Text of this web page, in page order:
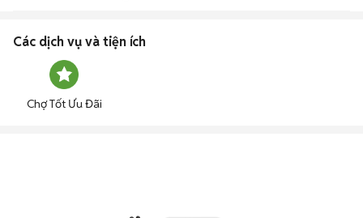
Các dịch vụ và tiện ích
Chợ Tốt Ưu Đãi